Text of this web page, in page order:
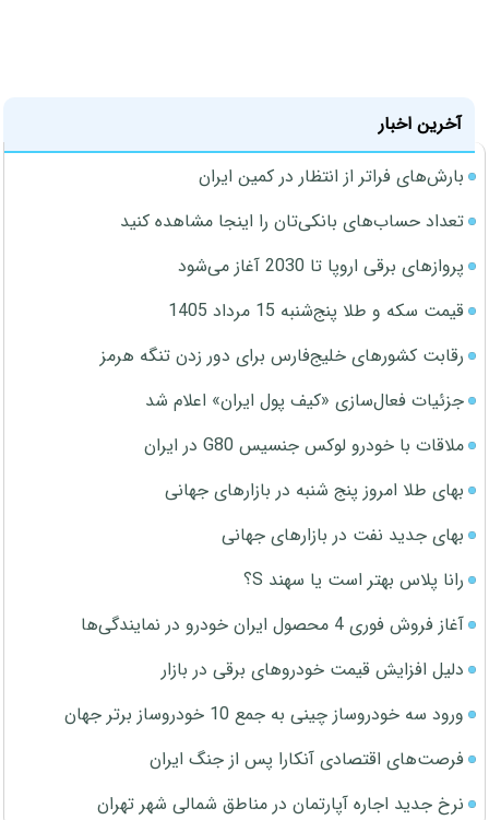
آخرین اخبار
بارش‌های فراتر از انتظار در کمین ایران
تعداد حساب‌های بانکی‌تان را اینجا مشاهده کنید
پروازهای برقی اروپا تا 2030 آغاز می‌شود
قیمت سکه و طلا پنج‌شنبه 15 مرداد 1405
رقابت کشورهای خلیج‌فارس برای دور زدن تنگه هرمز
جزئیات فعال‌سازی «کیف پول ایران» اعلام شد
ملاقات با خودرو لوکس جنسیس G80 در ایران
بهای طلا امروز پنج شنبه در بازارهای جهانی
بهای جدید نفت در بازارهای جهانی
رانا پلاس بهتر است یا سهند S؟
آغاز فروش فوری 4 محصول ایران خودرو در نمایندگی‌ها
دلیل افزایش قیمت خودروهای برقی در بازار
ورود سه خودروساز چینی به جمع 10 خودروساز برتر جهان
فرصت‌های اقتصادی آنکارا پس از جنگ ایران
نرخ جدید اجاره آپارتمان در مناطق شمالی شهر تهران